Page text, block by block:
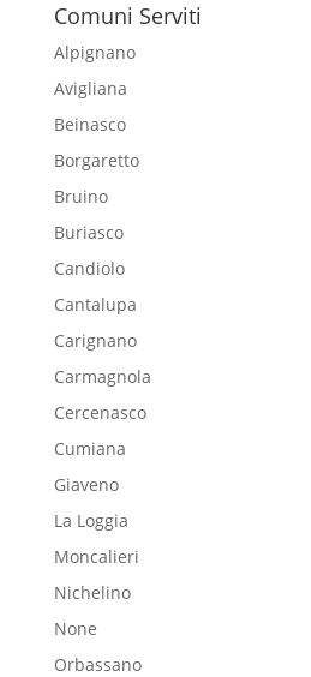
Comuni Serviti
Alpignano
Avigliana
Beinasco
Borgaretto
Bruino
Buriasco
Candiolo
Cantalupa
Carignano
Carmagnola
Cercenasco
Cumiana
Giaveno
La Loggia
Moncalieri
Nichelino
None
Orbassano